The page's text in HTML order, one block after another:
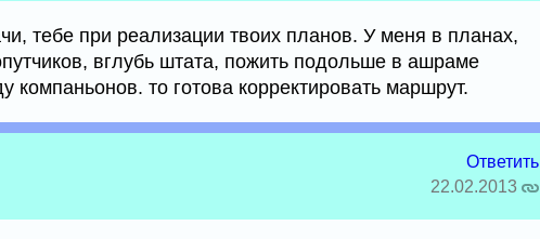
тебе при реализации твоих планов. У меня в планах,
вглубь штата, пожить подольше в ашраме
то готова корректировать маршрут.
Ответить
22.02.2013